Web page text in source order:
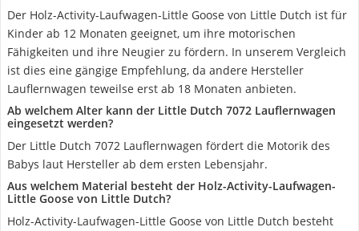
Der Holz-Activity-Laufwagen-Little Goose von Little Dutch ist für
Kinder ab 12 Monaten geeignet, um ihre motorischen
Fähigkeiten und ihre Neugier zu fördern. In unserem Vergleich
ist dies eine gängige Empfehlung, da andere Hersteller
Lauflernwagen teweilse erst ab 18 Monaten anbieten.
Ab welchem Alter kann der Little Dutch 7072 Lauflernwagen
eingesetzt werden?
Der Little Dutch 7072 Lauflernwagen fördert die Motorik des
Babys laut Hersteller ab dem ersten Lebensjahr.
Aus welchem Material besteht der Holz-Activity-Laufwagen-
Little Goose von Little Dutch?
Holz-Activity-Laufwagen-Little Goose von Little Dutch besteht